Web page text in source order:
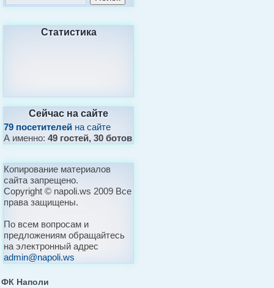
Статистика
Сейчас на сайте
79 посетителей на сайте
А именно:49 гостей, 30 ботов
Копирование материалов
сайта запрещено.
Copyright © napoli.ws 2009 Все
права защищены.
По всем вопросам и
предложениям обращайтесь
на электронный адрес
admin@napoli.ws
ФК Наполи